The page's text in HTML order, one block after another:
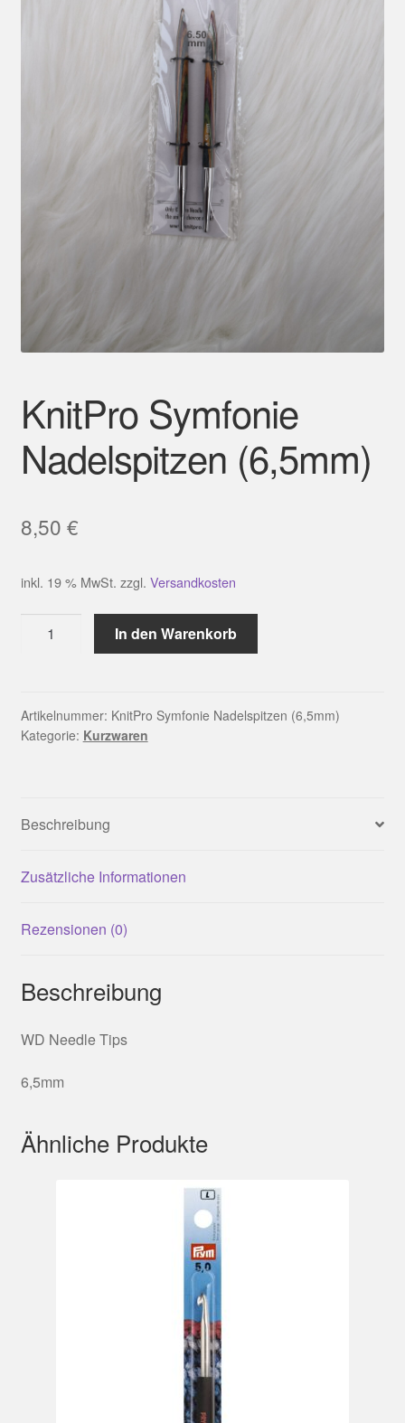
KnitPro Symfonie
Nadelspitzen (6,5mm)
8,50 €
inkl. 19 % MwSt. zzgl. Versandkosten
Menge
In den Warenkorb
Artikelnummer: KnitPro Symfonie Nadelspitzen (6,5mm)
Kategorie: Kurzwaren
Beschreibung
Zusätzliche Informationen
Rezensionen (0)
Beschreibung
WD Needle Tips
6,5mm
Ähnliche Produkte